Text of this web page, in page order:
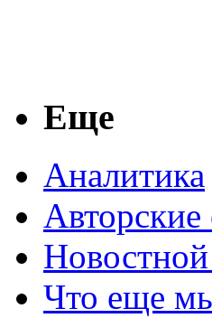
Еще
Аналитика
Новостной
Что еще